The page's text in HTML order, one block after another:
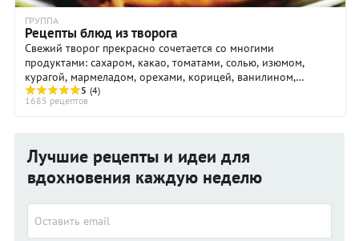
ГРУППА
Рецепты блюд из творога
Свежий творог прекрасно сочетается со многими
продуктами: сахаром, какао, томатами, солью, изюмом,
курагой, мармеладом, орехами, корицей, ванилином,
перцем, тмином, горчицей, укропом, петрушкой…
Простейшее русское блюдо из творога настолько очевидно,
что даже не имеет названия: перемешать творог с ягодами
полить молоком (или простоквашей, варенцом, сметаной),
посыпать сахаром. Удивительно вкусно!
5 (4)
1685 рецептов
Лучшие рецепты и идеи для
вдохновения каждую неделю